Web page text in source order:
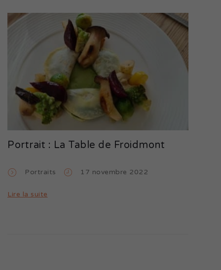
Portrait : La Table de Froidmont
Portraits 17 novembre 2022
Lire la suite